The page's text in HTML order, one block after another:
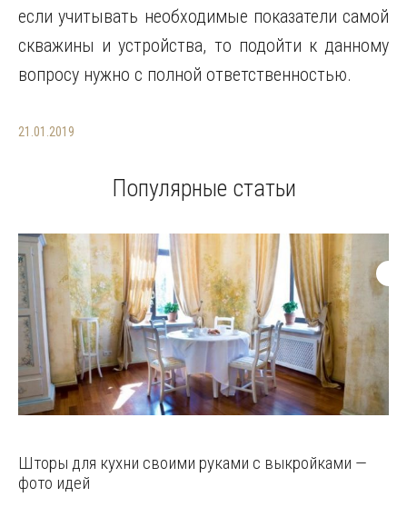
если учитывать необходимые показатели самой
скважины и устройства, то подойти к данному
вопросу нужно с полной ответственностью.
21.01.2019
Популярные статьи
Шторы для кухни своими руками с выкройками —
фото идей